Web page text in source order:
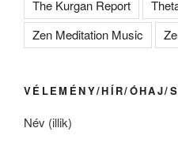
The Kurgan Report
Zen Meditation Music
VÉLEMÉNY/HÍR/ÓHAJ/
Név (illik)